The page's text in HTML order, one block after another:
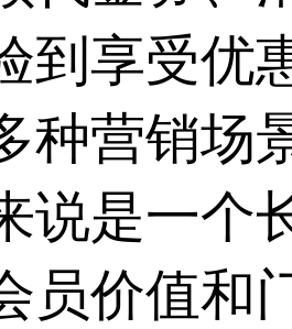
到享受优
种营销场
说是一个
价值和